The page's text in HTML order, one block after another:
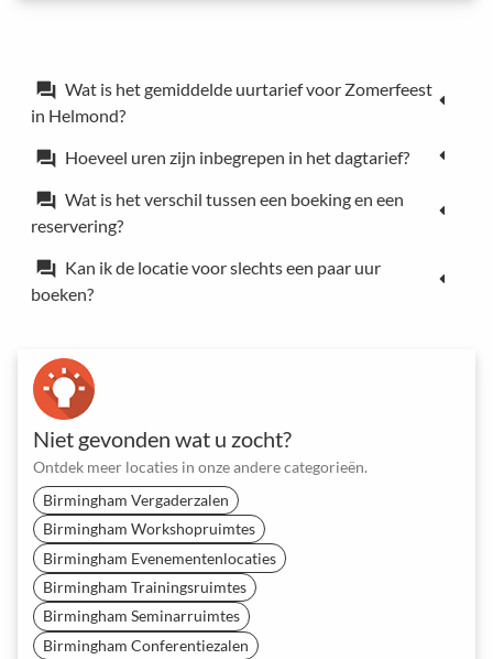
forum Wat is het gemiddelde uurtarief voor Zomerfeest
in Helmond?
forum Hoeveel uren zijn inbegrepen in het dagtarief?
forum Wat is het verschil tussen een boeking en een
reservering?
forum Kan ik de locatie voor slechts een paar uur
boeken?
Niet gevonden wat u zocht?
Ontdek meer locaties in onze andere categorieën.
Birmingham Vergaderzalen
Birmingham Workshopruimtes
Birmingham Evenementenlocaties
Birmingham Trainingsruimtes
Birmingham Seminarruimtes
Birmingham Conferentiezalen